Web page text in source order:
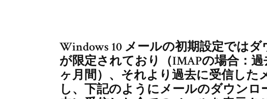
Windows 10 メールの初期設定では
が限定されており（IMAPの場合：過
ヶ月間）、それより過去に受信した
し、下記のようにメールのダウン